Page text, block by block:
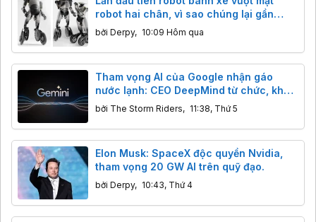
robot hai chân, vì sao chúng lại gần
thương mại hóa hơn?
bởi Derpy, 10:09 Hôm qua
Tham vọng AI của Google nhận gáo
nước lạnh: CEO DeepMind từ chức, khả
năng lập trình của Gemini bị Claude,
GPT cho "ngửi khói"
bởi The Storm Riders, 11:38, Thứ 5
Elon Musk: SpaceX độc quyền Nvidia,
tham vọng 20 GW AI trên quỹ đạo.
bởi Derpy, 10:43, Thứ 4